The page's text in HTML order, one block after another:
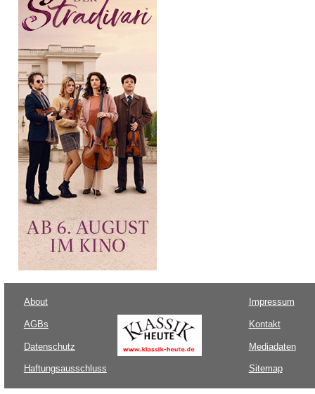
About
AGBs
Datenschutz
Haftungsausschluss
Impressum
Kontakt
Mediadaten
Sitemap